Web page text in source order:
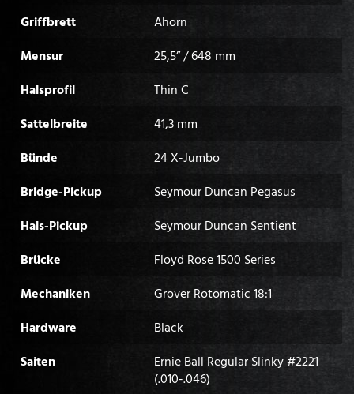
Griffbrett
Ahorn
Mensur
25,5” / 648 mm
Halsprofil
Thin C
Sattelbreite
41,3 mm
Bünde
24 X-Jumbo
Bridge-Pickup
Seymour Duncan Pegasus
Hals-Pickup
Seymour Duncan Sentient
Brücke
Floyd Rose 1500 Series
Mechaniken
Grover Rotomatic 18:1
Hardware
Black
Saiten
Ernie Ball Regular Slinky #2221
(.010-.046)